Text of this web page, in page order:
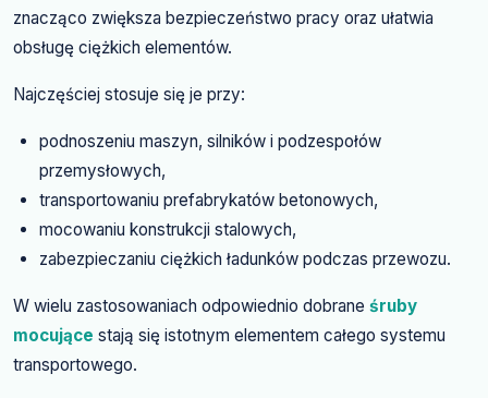
znacząco zwiększa bezpieczeństwo pracy oraz ułatwia
obsługę ciężkich elementów.
Najczęściej stosuje się je przy:
podnoszeniu maszyn, silników i podzespołów
przemysłowych,
transportowaniu prefabrykatów betonowych,
mocowaniu konstrukcji stalowych,
zabezpieczaniu ciężkich ładunków podczas przewozu.
W wielu zastosowaniach odpowiednio dobrane śruby
mocujące stają się istotnym elementem całego systemu
transportowego.